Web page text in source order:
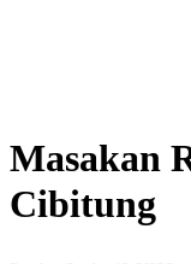
Masakan
Cibitung